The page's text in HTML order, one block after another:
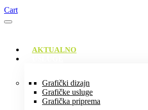
Cart
AKTUALNO
Grafički dizajn
Grafičke usluge
Grafička priprema